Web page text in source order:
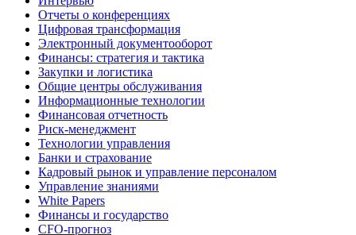
Отчеты о конференциях
Цифровая трансформация
Электронный документооборот
Финансы: стратегия и тактика
Закупки и логистика
Общие центры обслуживания
Информационные технологии
Финансовая отчетность
Риск-менеджмент
Технологии управления
Банки и страхование
Кадровый рынок и управление персоналом
Управление знаниями
White Papers
Финансы и государство
CFO-прогноз